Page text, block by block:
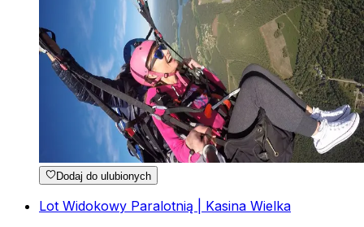
Dodaj do ulubionych
Lot Widokowy Paralotnią | Kasina Wielka